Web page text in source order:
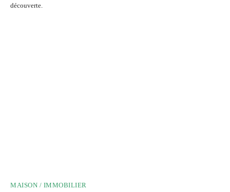
découverte.
MAISON / IMMOBILIER